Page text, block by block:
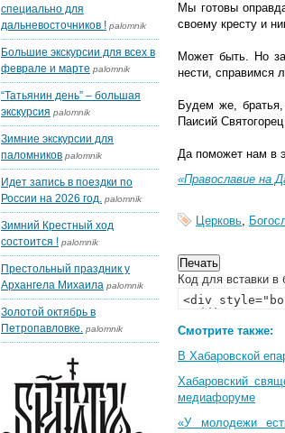
Мы готовы
своему кресту и
Может быть. Но
нести, справимся
Будем же,
Паисий
Да поможет нам в
«Православие на
Церковь,
Код для вставки в
Смотрите также:
В Хабаровской
Хабаровский
медиафоруме
«У молодежи
специально для
дальневосточников ! palomnik
Большие экскурсии для всех в
феврале и марте palomnik
“Татьянин день” – большая
экскурсия palomnik
Зимние экскурсии для
паломников palomnik
Идет запись в поездки по
России на 2026 год. palomnik
Зимний Крестный ход
состоится ! palomnik
Престольный праздник у
Архангела Михаила palomnik
Золотой октябрь в
Петропавловке. palomnik